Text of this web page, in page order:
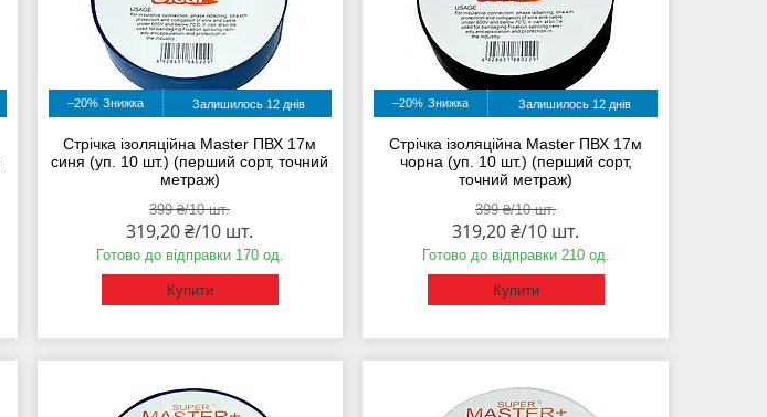
–20% Залишилось 12 днів
Стрічка ізоляційна Master ПВХ 17м
синя (уп. 10 шт.) (перший сорт, точний
метраж)
399 ₴/10 шт.
319,20 ₴/10 шт.
Готово до відправки 170 од.
Купити
–20% Залишилось 12 днів
Стрічка ізоляційна Master ПВХ 17м
чорна (уп. 10 шт.) (перший сорт,
точний метраж)
399 ₴/10 шт.
319,20 ₴/10 шт.
Готово до відправки 210 од.
Купити